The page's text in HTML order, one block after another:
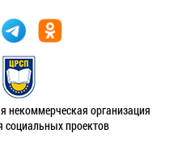
некоммерческая организация
социальных проектов